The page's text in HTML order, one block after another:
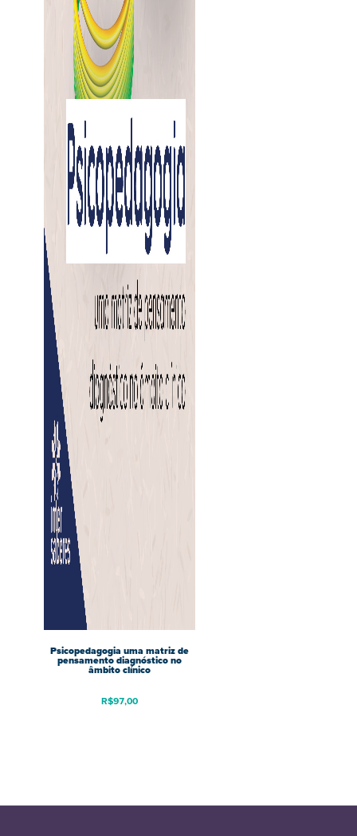
Psicopedagogia uma matriz de
pensamento diagnóstico no
âmbito clínico
R$97,00